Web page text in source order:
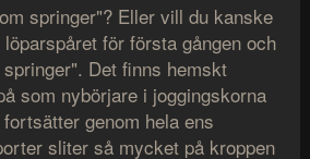
springer"? Eller vill du kanske
för första gången och
Det finns hemskt
som nybörjare i joggingskorna
genom hela ens
sliter så mycket på kroppen